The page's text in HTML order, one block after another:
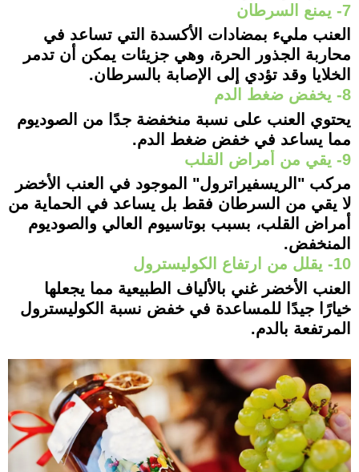
7- يمنع السرطان
العنب مليء بمضادات الأكسدة التي تساعد في
محاربة الجذور الحرة، وهي جزيئات يمكن أن تدمر
الخلايا وقد تؤدي إلى الإصابة بالسرطان.
8- يخفض ضغط الدم
يحتوي العنب على نسبة منخفضة جدًا من الصوديوم
مما يساعد في خفض ضغط الدم.
9- يقي من أمراض القلب
مركب "الريسفيراترول" الموجود في العنب الأخضر
لا يقي من السرطان فقط بل يساعد في الحماية من
أمراض القلب، بسبب بوتاسيوم العالي والصوديوم
المنخفض.
10- يقلل من ارتفاع الكوليسترول
العنب الأخضر غني بالألياف الطبيعية مما يجعلها
خيارًا جيدًا للمساعدة في خفض نسبة الكوليسترول
المرتفعة بالدم.